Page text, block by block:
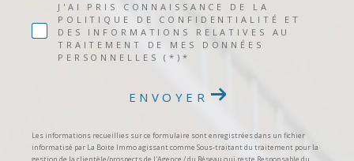
J'AI PRIS CONNAISSANCE DE LA
POLITIQUE DE CONFIDENTIALITÉ ET
DES INFORMATIONS RELATIVES AU
TRAITEMENT DE MES DONNÉES
PERSONNELLES (*)*
ENVOYER
Les informations recueillies sur ce formulaire sont enregistrées dans un fichier
informatisé par La Boite Immo agissant comme Sous-traitant du traitement pour la